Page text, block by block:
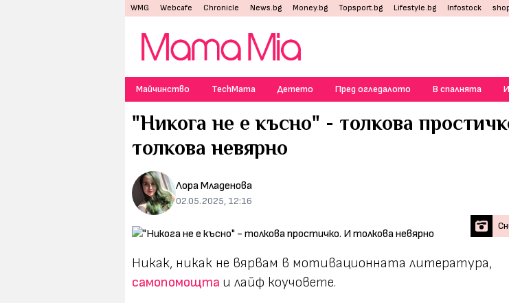
WMG Webcafe Chronicle News.bg Money.bg Topsport.bg Lifestyle.bg Infostock
Майчинство TechMama Детето Пред огледалото В спалнята
"Никога не е късно" - толкова
толкова невярно
Лора Младенова
02.05.2025, 12:16
Никак, никак не вярвам в мотивационната литература,
самопомощта и лайф коучовете.